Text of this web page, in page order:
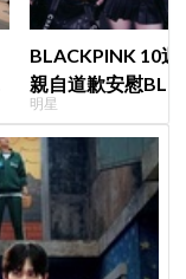
BLACKPINK 10
親自道歉安慰
直呼：「看了心
明星